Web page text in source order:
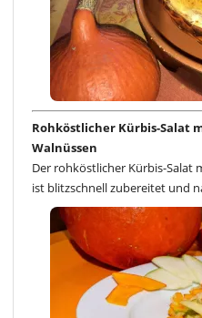
Rohköstlicher Kürbis-Salat
Walnüssen
Der rohköstlicher Kürbis-Salat
ist blitzschnell zubereitet und